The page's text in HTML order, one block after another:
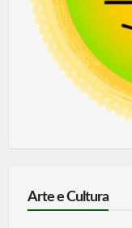
Arte e Cultura